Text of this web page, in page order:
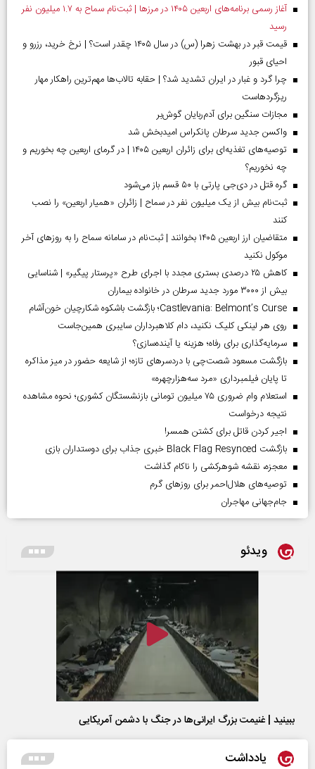
آغاز رسمی برنامه‌های اربعین ۱۴۰۵ در مرز‌ها | ثبت‌نام سماح به ۱.۷ میلیون نفر
رسید
قیمت قبر در بهشت زهرا (س) در سال ۱۴۰۵ چقدر است؟ | نرخ خرید، رزرو و
احیای قبور
چرا گرد و غبار در ایران تشدید شد؟ | حقابه تالاب‌ها مهم‌ترین راهکار مهار
ریزگردهاست
مجازات سنگین برای آدم‌ربایان گوش‌بر
واکسن جدید سرطان پانکراس امیدبخش شد
توصیه‌های تغذیه‌ای برای زائران اربعین ۱۴۰۵ | در گرمای اربعین چه بخوریم و
چه نخوریم؟
گره قتل در دی‌جی پارتی با ۵۰ قسم باز می‌شود
ثبت‌نام بیش از یک میلیون نفر در سماح | زائران «همیار اربعین» را نصب
کنند
متقاضیان ارز اربعین ۱۴۰۵ بخوانند | ثبت‌نام در سامانه سماح را به روز‌های آخر
موکول نکنید
کاهش ۲۵ درصدی بستری مجدد با اجرای طرح «پرستار پیگیر» | شناسایی
بیش از ۳۰۰۰ مورد جدید سرطان در خانواده بیماران
Castlevania: Belmont’s Curse؛ بازگشت باشکوه شکارچیان خون‌آشام
روی هر لینکی کلیک نکنید، دام کلاهبرداران سایبری همین‌جاست
سرمایه‌گذاری برای رفاه؛ هزینه یا آینده‌سازی؟
بازگشت مسعود شصت‌چی با دردسر‌های تازه؛ از شایعه حضور در میز مذاکره
تا پایان فیلمبرداری «مرد سه‌هزارچهره»
استعلام وام ضروری ۷۵ میلیون تومانی بازنشستگان کشوری؛ نحوه مشاهده
نتیجه درخواست
اجیر کردن قاتل برای کشتن همسر!
بازگشت Black Flag Resynced خبری جذاب برای دوستداران بازی
معجزه، نقشه شوهرکشی را ناکام گذاشت
توصیه‌های هلال‌احمر برای روز‌های گرم
جام‌جهانی مهاجران
ویدئو
ببینید | غنیمت بزرگ ایرانی‌ها در جنگ با دشمن آمریکایی
یادداشت